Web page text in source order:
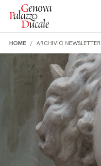
Salta al contenuto
HOME ARCHIVIO NEWSLETTER